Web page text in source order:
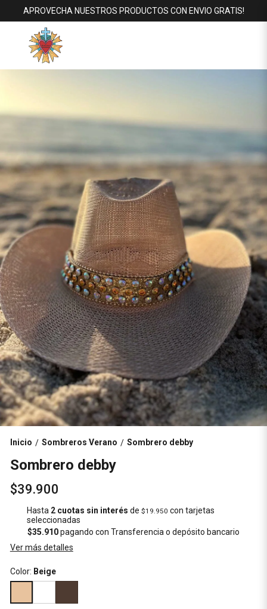
APROVECHA NUESTROS PRODUCTOS CON ENVIO GRATIS!
Inicio / Sombreros Verano / Sombrero debby
Sombrero debby
$39.900
Hasta 2 cuotas sin interés de $19.950 con tarjetas
seleccionadas
$35.910pagando con Transferencia o depósito bancario
Ver más detalles
Color: Beige